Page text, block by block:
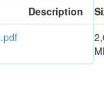
Description